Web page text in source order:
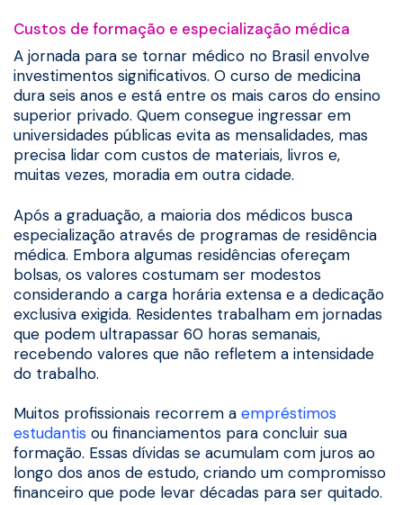
Custos de formação e especialização médica
A jornada para se tornar médico no Brasil envolve
investimentos significativos. O curso de medicina
dura seis anos e está entre os mais caros do ensino
superior privado. Quem consegue ingressar em
universidades públicas evita as mensalidades, mas
precisa lidar com custos de materiais, livros e,
muitas vezes, moradia em outra cidade.
Após a graduação, a maioria dos médicos busca
especialização através de programas de residência
médica. Embora algumas residências ofereçam
bolsas, os valores costumam ser modestos
considerando a carga horária extensa e a dedicação
exclusiva exigida. Residentes trabalham em jornadas
que podem ultrapassar 60 horas semanais,
recebendo valores que não refletem a intensidade
do trabalho.
Muitos profissionais recorrem a empréstimos
estudantis ou financiamentos para concluir sua
formação. Essas dívidas se acumulam com juros ao
longo dos anos de estudo, criando um compromisso
financeiro que pode levar décadas para ser quitado.